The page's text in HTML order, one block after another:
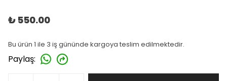
₺ 550.00
Bu ürün 1 ile 3 iş gününde kargoya teslim edilmektedir.
Paylaş: